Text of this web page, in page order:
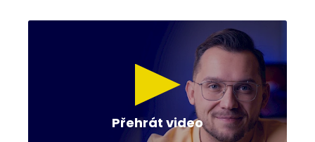
Přehrát video